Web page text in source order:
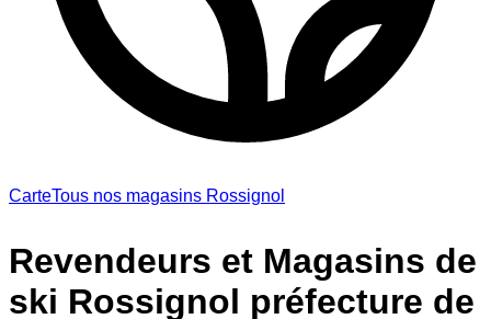
CarteTous nos magasins Rossignol
Revendeurs et Magasins de
ski Rossignol préfecture de